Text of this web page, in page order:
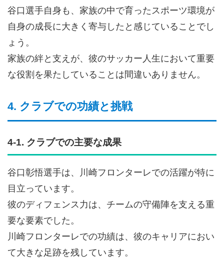
谷口選手自身も、家族の中で育ったスポーツ環境が
自身の成長に大きく寄与したと感じていることでし
ょう。
家族の絆と支えが、彼のサッカー人生において重要
な役割を果たしていることは間違いありません。
4. クラブでの功績と挑戦
4-1. クラブでの主要な成果
谷口彰悟選手は、川崎フロンターレでの活躍が特に
目立っています。
彼のディフェンス力は、チームの守備陣を支える重
要な要素でした。
川崎フロンターレでの功績は、彼のキャリアにおい
て大きな足跡を残しています。